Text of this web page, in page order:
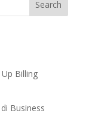
Billing
Business